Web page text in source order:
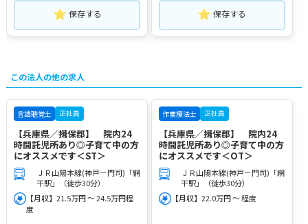
保存する 保存する
この法人の他の求人
言語聴覚士 正社員
【兵庫県／揖保郡】 院内24
時間託児所あり◎子育て中の方
にオススメです＜ST＞
ＪＲ山陽本線(神戸－門司)「網
干駅」（徒歩30分）
【月収】21.5万円 ～ 24.5万円程
度
作業療法士 正社員
【兵庫県／揖保郡】 院内24
時間託児所あり◎子育て中の方
にオススメです＜OT＞
ＪＲ山陽本線(神戸－門司)「網
干駅」（徒歩30分）
【月収】22.0万円 ～ 程度